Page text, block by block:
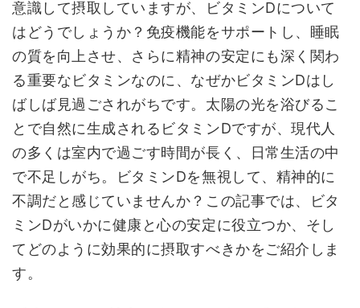
意識して摂取していますが、ビタミンDについて
はどうでしょうか？免疫機能をサポートし、睡眠
の質を向上させ、さらに精神の安定にも深く関わ
る重要なビタミンなのに、なぜかビタミンDはし
ばしば見過ごされがちです。太陽の光を浴びるこ
とで自然に生成されるビタミンDですが、現代人
の多くは室内で過ごす時間が長く、日常生活の中
で不足しがち。ビタミンDを無視して、精神的に
不調だと感じていませんか？この記事では、ビタ
ミンDがいかに健康と心の安定に役立つか、そし
てどのように効果的に摂取すべきかをご紹介しま
す。